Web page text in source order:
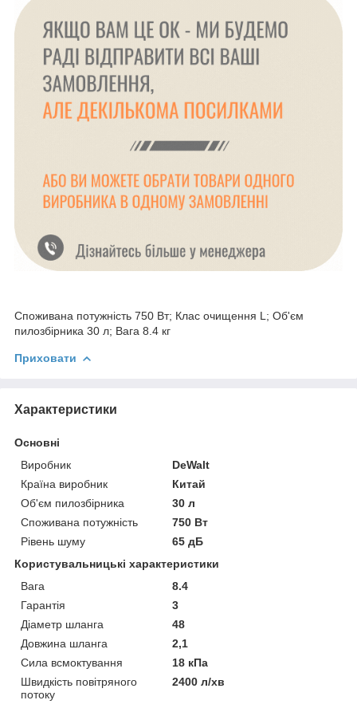
Споживана потужність 750 Вт; Клас очищення L; Об'єм
пилозбірника 30 л; Вага 8.4 кг
Приховати
Характеристики
Основні
Виробник
DeWalt
Країна виробник
Китай
Об'єм пилозбірника
30 л
Споживана потужність
750 Вт
Рівень шуму
65 дБ
Користувальницькі характеристики
Вага
8.4
Гарантія
3
Діаметр шланга
48
Довжина шланга
2,1
Сила всмоктування
18 кПа
Швидкість повітряного
потоку
2400 л/хв